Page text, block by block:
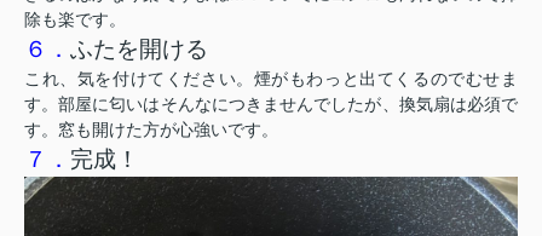
除も楽です。
６． ふたを開ける
これ、気を付けてください。煙がもわっと出てくるのでむせま
す。部屋に匂いはそんなにつきませんでしたが、換気扇は必須で
す。窓も開けた方が心強いです。
７． 完成！